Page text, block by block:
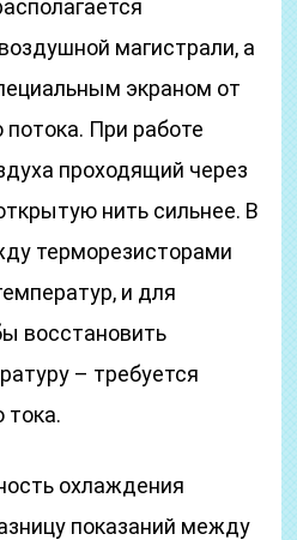
магистрали, а
экраном от
При работе
проходящий через
нить сильнее. В
терморезисторами
и для
восстановить
– требуется
тока.
охлаждения
показаний между